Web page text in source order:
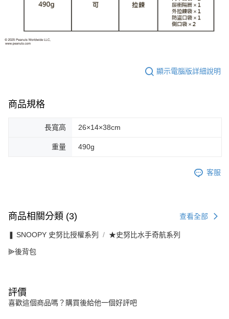
顯示電腦版詳細說明
商品規格
長寬高 26×14×38cm
重量 490g
客服
商品相關分類 (3) 查看全部
❚ SNOOPY 史努比授權系列 ★史努比水手奇航系列
⫸後背包
評價
喜歡這個商品嗎？購買後給他一個好評吧